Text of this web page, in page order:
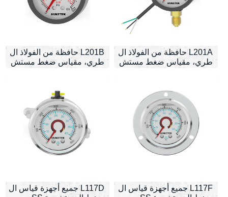
L201A حافظة من الفولاذ ال
طري، مقياس ضغط مستش
L201B حافظة من الفولاذ ال
طري، مقياس ضغط مستش
L117F جميع أجهزة قياس ال
L117D جميع أجهزة قياس ال